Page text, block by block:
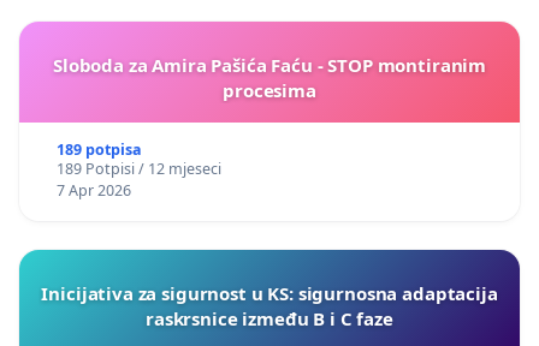
Sloboda za Amira Pašića Faću - STOP montiranim
procesima
189 potpisa
189 Potpisi / 12 mjeseci
7 Apr 2026
Inicijativa za sigurnost u KS: sigurnosna adaptacija
raskrsnice između B i C faze